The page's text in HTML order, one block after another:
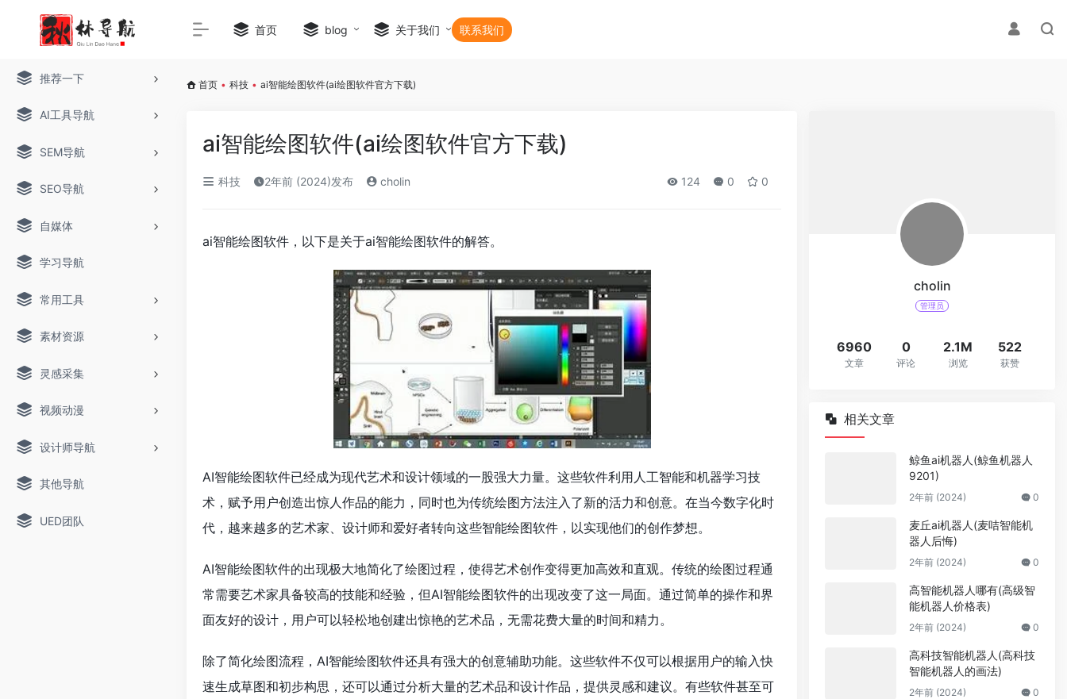
推荐一下
AI工具导航
SEM导航
SEO导航
自媒体
学习导航
常用工具
素材资源
灵感采集
视频动漫
设计师导航
其他导航
UED团队
首页 blog 关于我们 联系我们
首页 • 科技 • ai智能绘图软件(ai绘图软件官方下载)
ai智能绘图软件(ai绘图软件官方下载)
科技 2年前 (2024)发布 cholin 124 0 0
ai智能绘图软件，以下是关于ai智能绘图软件的解答。
AI智能绘图软件已经成为现代艺术和设计领域的一股强大力量。这些软件利用人工智能和机器学习技
术，赋予用户创造出惊人作品的能力，同时也为传统绘图方法注入了新的活力和创意。在当今数字化时
代，越来越多的艺术家、设计师和爱好者转向这些智能绘图软件，以实现他们的创作梦想。
AI智能绘图软件的出现极大地简化了绘图过程，使得艺术创作变得更加高效和直观。传统的绘图过程通
常需要艺术家具备较高的技能和经验，但AI智能绘图软件的出现改变了这一局面。通过简单的操作和界
面友好的设计，用户可以轻松地创建出惊艳的艺术品，无需花费大量的时间和精力。
除了简化绘图流程，AI智能绘图软件还具有强大的创意辅助功能。这些软件不仅可以根据用户的输入快
速生成草图和初步构思，还可以通过分析大量的艺术品和设计作品，提供灵感和建议。有些软件甚至可
cholin
管理员
6960
文章
0
评论
2.1M
浏览
522
获赞
相关文章
鲸鱼ai机器人(鲸鱼机器人
9201)
2年前 (2024) 0
麦丘ai机器人(麦咭智能机
器人后悔)
2年前 (2024) 0
高智能机器人哪有(高级智
能机器人价格表)
2年前 (2024) 0
高科技智能机器人(高科技
智能机器人的画法)
2年前 (2024) 0